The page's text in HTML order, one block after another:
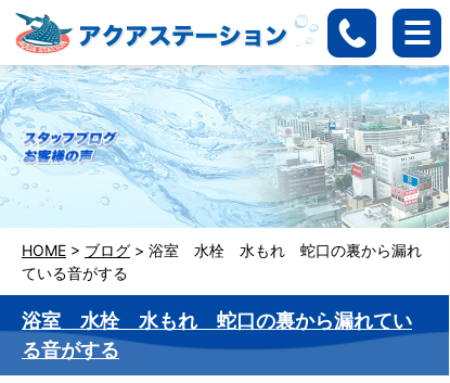
HOME > ブログ > 浴室 水栓 水もれ 蛇口の裏から漏れ
ている音がする
浴室 水栓 水もれ 蛇口の裏から漏れてい
る音がする